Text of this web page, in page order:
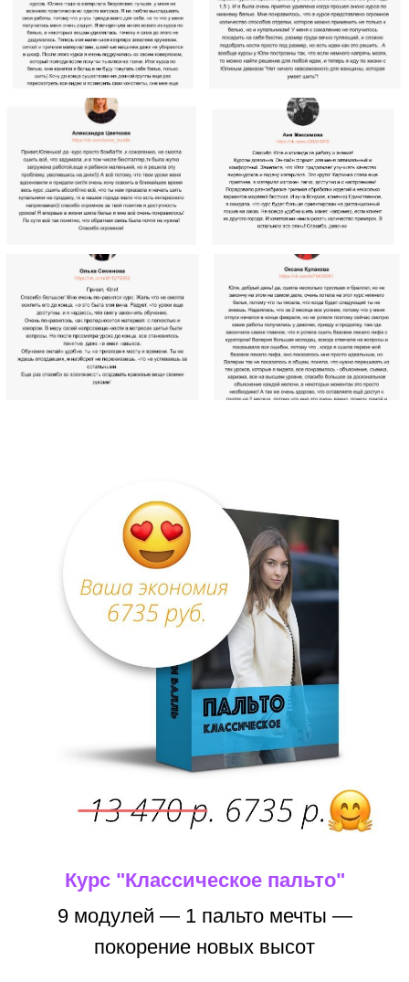
Курс "Классическое пальто"
9 модулей — 1 пальто мечты —
покорение новых высот